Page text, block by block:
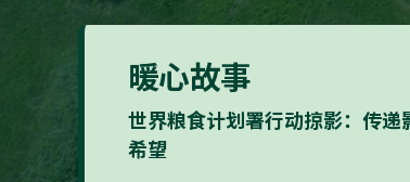
暖心故事
世界粮食计划署行动掠影：传递
希望